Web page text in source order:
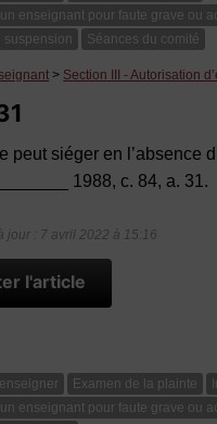
enseignant pour faute grave ou
suspension
Séances du comité
> Section III - Autorisation
peut siéger en l’absence
1988, c. 84, a. 31.
jour : 7 avril 2022 à 15:16
l'article
Examen de la plainte
enseignant pour faute grave ou